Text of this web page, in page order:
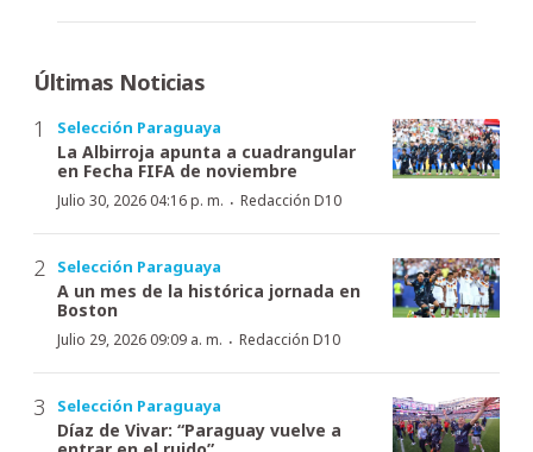
Últimas Noticias
Selección Paraguaya
La Albirroja apunta a cuadrangular
en Fecha FIFA de noviembre
Julio 30, 2026 04:16 p. m. · Redacción D10
Selección Paraguaya
A un mes de la histórica jornada en
Boston
Julio 29, 2026 09:09 a. m. · Redacción D10
Selección Paraguaya
Díaz de Vivar: “Paraguay vuelve a